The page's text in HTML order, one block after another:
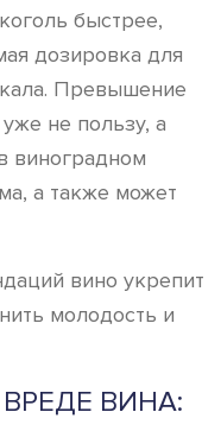
быстрее,
дозировка для
Превышение
не пользу, а
виноградном
а также может
вино укрепит
молодость и
ВИНА: